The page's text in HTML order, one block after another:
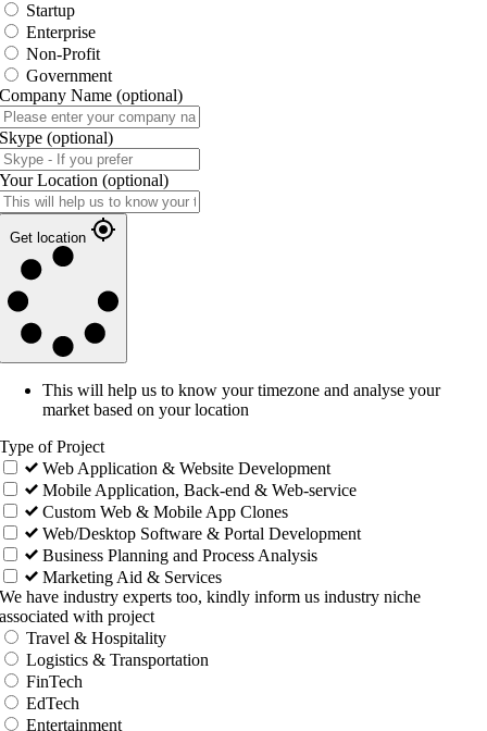
Startup
Enterprise
Non-Profit
Government
Company Name (optional)
Skype (optional)
Your Location (optional)
Get location
This will help us to know your timezone and analyse your
market based on your location
Type of Project
Web Application & Website Development
Mobile Application, Back-end & Web-service
Custom Web & Mobile App Clones
Web/Desktop Software & Portal Development
Business Planning and Process Analysis
Marketing Aid & Services
We have industry experts too, kindly inform us industry niche
associated with project
Travel & Hospitality
Logistics & Transportation
FinTech
EdTech
Entertainment